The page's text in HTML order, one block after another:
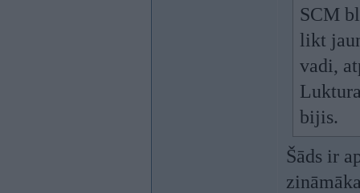
SCM
likt
vadi,
bijis.
Šāds ir